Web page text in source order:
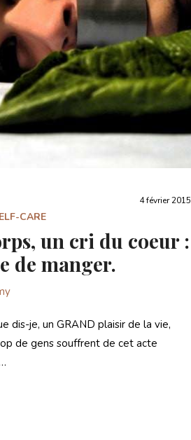
4 février 2015
CARE
un cri du coeur :
de manger.
dis-je, un GRAND plaisir de la vie,
de gens souffrent de cet acte